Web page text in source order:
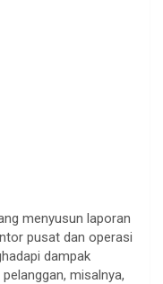
menyusun laporan
pusat dan operasi
dampak
misalnya,